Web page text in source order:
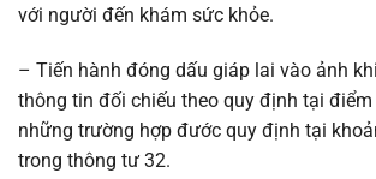
với người đến khám sức khỏe.
– Tiến hành đóng dấu giáp lai vào ảnh
thông tin đối chiếu theo quy định tại
những trường hợp đước quy định tại
trong thông tư 32.